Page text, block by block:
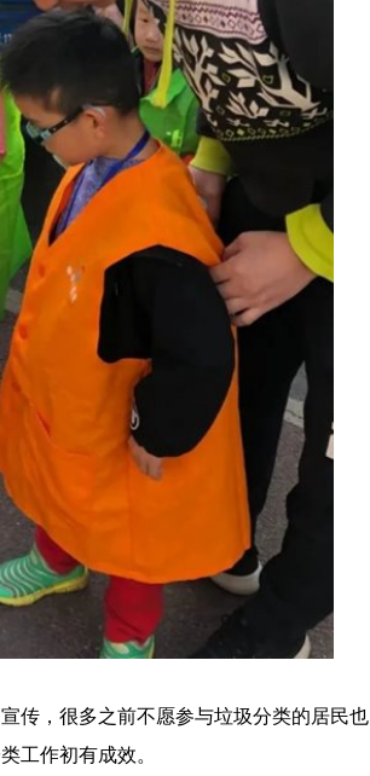
传，很多之前不愿参与垃圾分类的居民也
工作初有成效。